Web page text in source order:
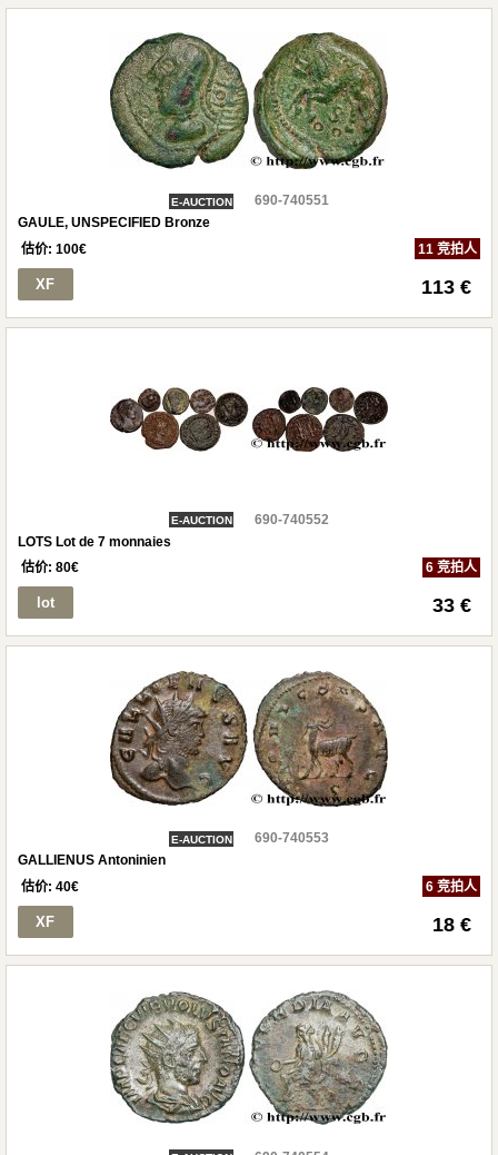
E-AUCTION
690-740551
GAULE, UNSPECIFIED Bronze
估价: 100€ 11 竞拍人
XF 113 €
E-AUCTION
690-740552
LOTS Lot de 7 monnaies
估价: 80€ 6 竞拍人
lot 33 €
E-AUCTION
690-740553
GALLIENUS Antoninien
估价: 40€ 6 竞拍人
XF 18 €